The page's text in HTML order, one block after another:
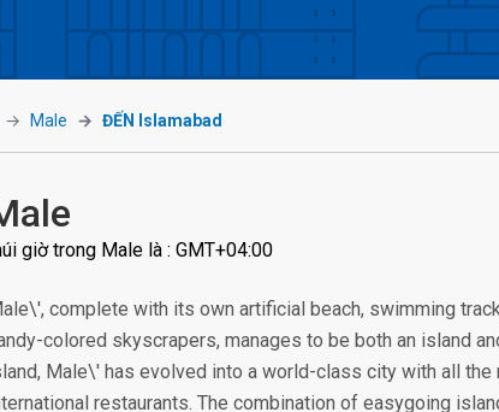
Male ĐẾN Islamabad
giờ trong Male là : GMT+04:00
complete with its own artificial beach, swimming
colored skyscrapers, manages to be both an island
Male\' has evolved into a world-class city with all
restaurants. The combination of easygoing